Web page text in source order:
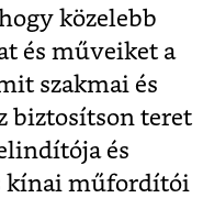
közelebb
és műveiket a
szakmai és
biztosítson teret
és
kínai műfordítói